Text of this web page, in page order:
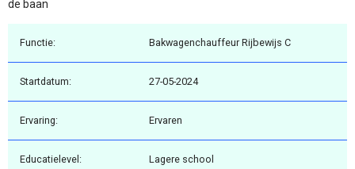
de baan
Functie: Bakwagenchauffeur Rijbewijs C
Startdatum: 27-05-2024
Ervaring: Ervaren
Educatielevel: Lagere school